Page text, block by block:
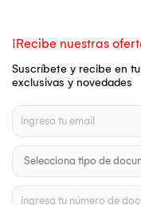
¡Recibe nuestras
Suscríbete y recibe en
exclusivas y novedades